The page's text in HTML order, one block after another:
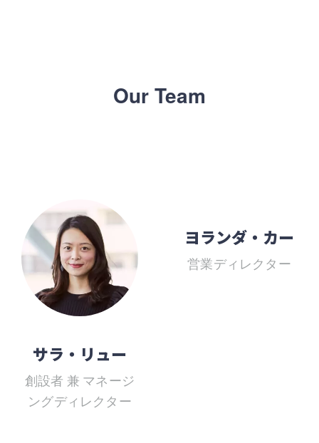
Our Team
サラ・リュー
創設者 兼 マネージ
ングディレクター
ヨランダ・カー
営業ディレクター